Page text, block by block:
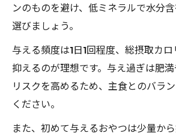
ンのものを避け、低ミネラルで水分
選びましょう。
与える頻度は1日1回程度、総摂取カ
抑えるのが理想です。与え過ぎは肥
リスクを高めるため、主食とのバラ
ください。
また、初めて与えるおやつは少量か